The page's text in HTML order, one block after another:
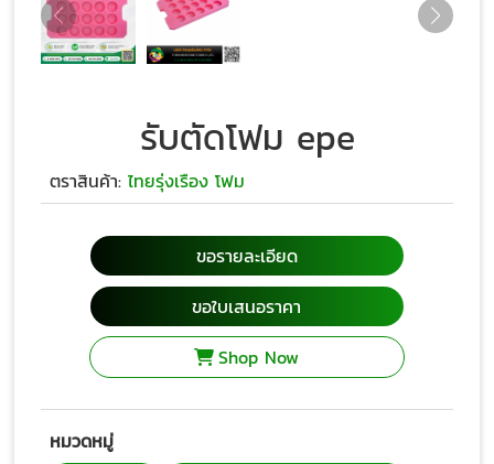
รับตัดโฟม epe
ตราสินค้า: ไทยรุ่งเรือง โฟม
ขอรายละเอียด
ขอใบเสนอราคา
Shop Now
หมวดหมู่